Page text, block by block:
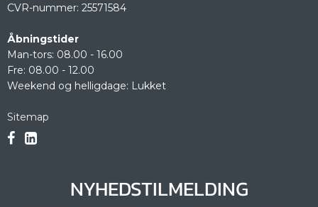
CVR-nummer: 25571584
Åbningstider
Man-tors: 08.00 - 16.00
Fre: 08.00 - 12.00
Weekend og helligdage: Lukket
Sitemap
NYHEDSTILMELDING